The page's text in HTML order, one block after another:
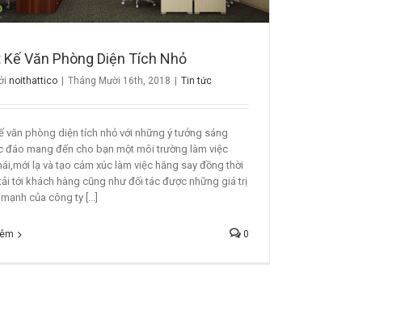
Kế Văn Phòng Diện Tích Nhỏ
noithattico Tháng Mười 16th, 2018 Tin tức
văn phòng diện tích nhỏ với những ý tưởng sáng
đáo mang đến cho bạn một môi trường làm việc
lạ và tạo cảm xúc làm việc hăng say đồng thời
tới khách hàng cũng như đối tác được những giá trị
của công ty [...]
0